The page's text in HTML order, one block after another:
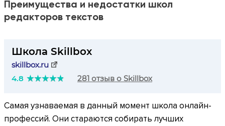
Преимущества и недостатки школ
редакторов текстов
Школа Skillbox
skillbox.ru
4.8
281 отзыв о Skillbox
Самая узнаваемая в данный момент школа онлайн-
профессий. Они стараются собирать лучших